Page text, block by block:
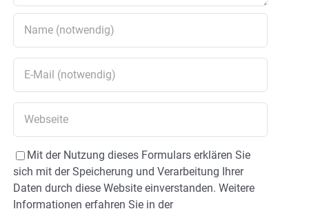
Mit der Nutzung dieses Formulars erklären Sie
sich mit der Speicherung und Verarbeitung Ihrer
Daten durch diese Website einverstanden. Weitere
Informationen erfahren Sie in der